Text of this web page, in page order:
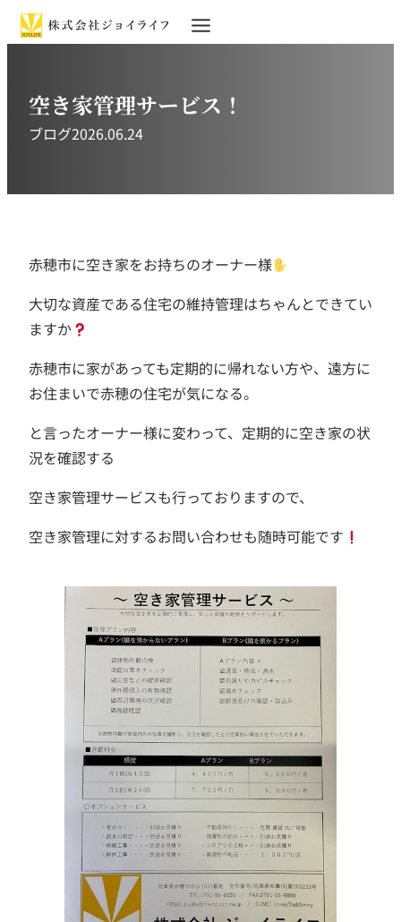
空き家管理サービス！
ブログ2026.06.24
赤穂市に空き家をお持ちのオーナー様
大切な資産である住宅の維持管理はちゃんとできてい
ますか
赤穂市に家があっても定期的に帰れない方や、遠方に
お住まいで赤穂の住宅が気になる。
と言ったオーナー様に変わって、定期的に空き家の状
況を確認する
空き家管理サービスも行っておりますので、
空き家管理に対するお問い合わせも随時可能です